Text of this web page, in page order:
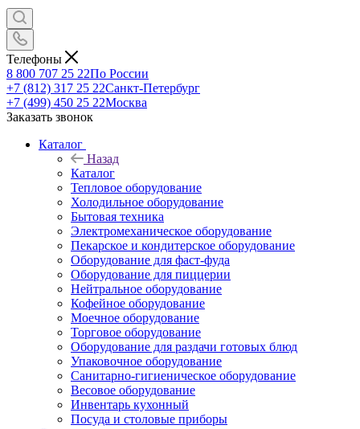
Телефоны
8 800 707 25 22По России
+7 (812) 317 25 22Санкт-Петербург
+7 (499) 450 25 22Москва
Заказать звонок
Каталог
Назад
Каталог
Тепловое оборудование
Холодильное оборудование
Бытовая техника
Электромеханическое оборудование
Пекарское и кондитерское оборудование
Оборудование для фаст-фуда
Оборудование для пиццерии
Нейтральное оборудование
Кофейное оборудование
Моечное оборудование
Торговое оборудование
Оборудование для раздачи готовых блюд
Упаковочное оборудование
Санитарно-гигиеническое оборудование
Весовое оборудование
Инвентарь кухонный
Посуда и столовые приборы